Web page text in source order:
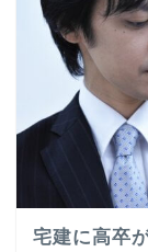
宅建に高卒